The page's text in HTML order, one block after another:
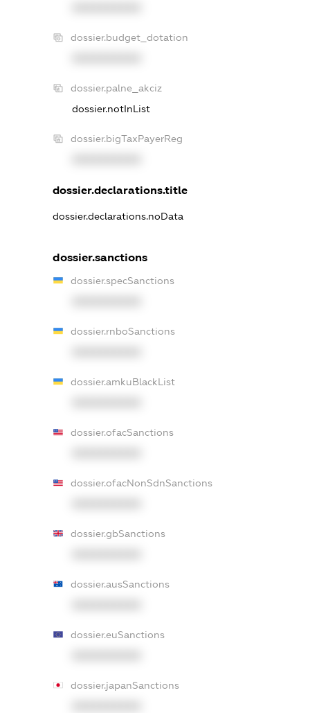
dossier.budget_dotation
dossier.palne_akciz
dossier.notInList
dossier.bigTaxPayerReg
dossier.declarations.title
dossier.declarations.noData
dossier.sanctions
dossier.specSanctions
dossier.rnboSanctions
dossier.amkuBlackList
dossier.ofacSanctions
dossier.ofacNonSdnSanctions
dossier.gbSanctions
dossier.ausSanctions
dossier.euSanctions
dossier.japanSanctions